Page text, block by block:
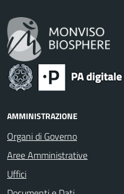
AMMINISTRAZIONE
Organi di Governo
Aree Amministrative
Uffici